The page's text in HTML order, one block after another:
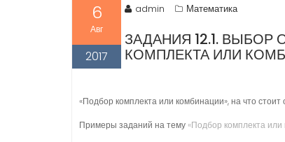
6
Авг
2017
admin Математика
ЗАДАНИЯ 12.1.
КОМПЛЕКТА ИЛИ
«Подбор комплекта или комбинации», на что стоит
Примеры заданий на тему «Подбор комплекта или